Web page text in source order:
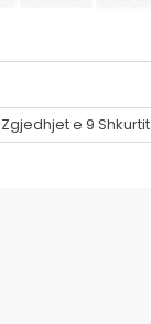
Zgjedhjet e 9 Shkurtit